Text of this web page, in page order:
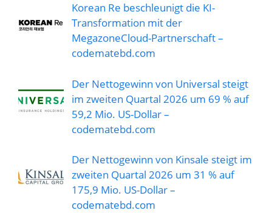
Korean Re beschleunigt die KI-
Transformation mit der
MegazoneCloud-Partnerschaft –
codematebd.com
Der Nettogewinn von Universal steigt
im zweiten Quartal 2026 um 69 % auf
59,2 Mio. US-Dollar –
codematebd.com
Der Nettogewinn von Kinsale steigt im
zweiten Quartal 2026 um 31 % auf
175,9 Mio. US-Dollar –
codematebd.com